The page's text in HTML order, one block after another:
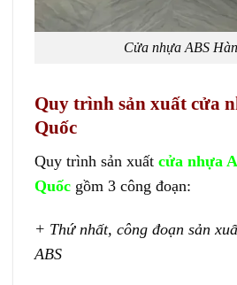
Cửa nhựa ABS
Quy trình sản xuất cửa
Quốc
Quy trình sản xuất cửa nhựa
Quốc gồm 3 công đoạn:
+ Thứ nhất, công đoạn sản
ABS